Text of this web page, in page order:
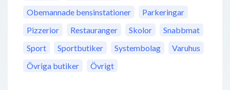
Obemannade bensinstationer
Parkeringar
Pizzerior
Restauranger Skolor
Snabbmat
Sport
Sportbutiker Systembolag
Varuhus
Övriga butiker
Övrigt